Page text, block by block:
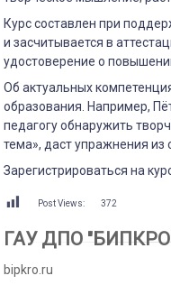
Курс составлен при
и засчитывается в
удостоверение о
Об актуальных
образования. Например,
педагогу обнаружить
тема», даст упражнения из
Зарегистрироваться на
Post Views: 372
ГАУ ДПО
bipkro.ru